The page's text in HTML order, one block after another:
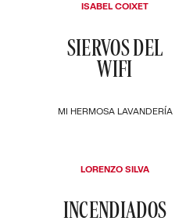
MI HERMOSA LAVANDERÍA
SIERVOS DEL
WIFI
ISABEL COIXET
INCENDIADOS
LORENZO SILVA